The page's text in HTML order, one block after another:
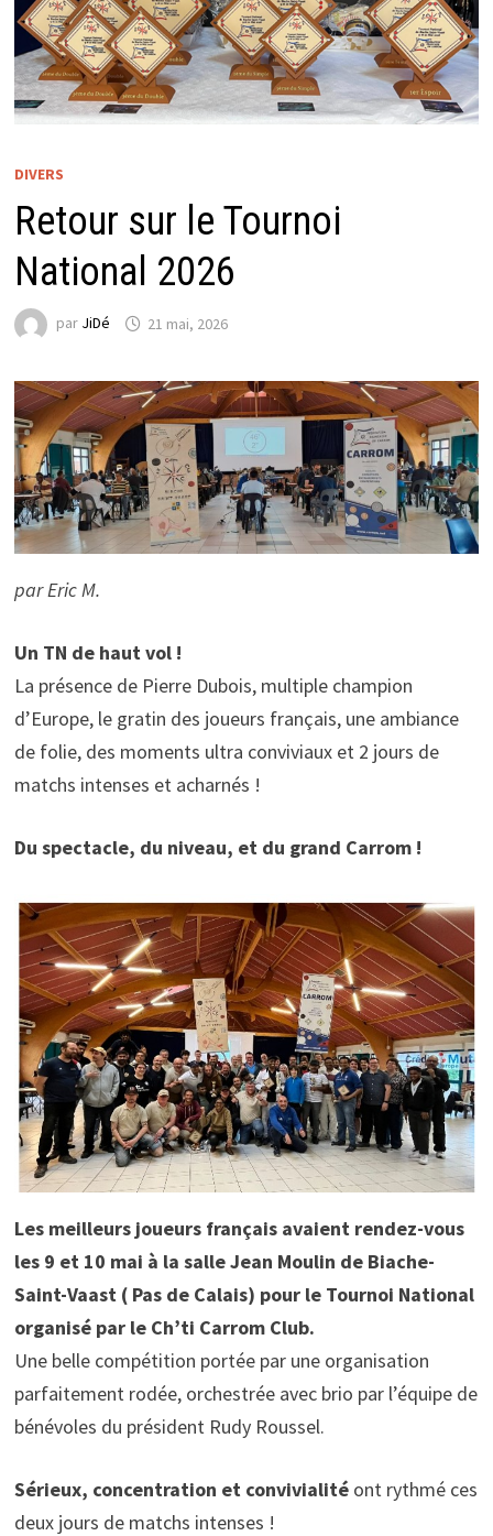
DIVERS
Retour sur le Tournoi
National 2026
par JiDé 21 mai, 2026
par Eric M.
Un TN de haut vol !
La présence de Pierre Dubois, multiple champion
d’Europe, le gratin des joueurs français, une ambiance
de folie, des moments ultra conviviaux et 2 jours de
matchs intenses et acharnés !
Du spectacle, du niveau, et du grand Carrom !
Les meilleurs joueurs français avaient rendez-vous
les 9 et 10 mai à la salle Jean Moulin de Biache-
Saint-Vaast ( Pas de Calais) pour le Tournoi National
organisé par le Ch’ti Carrom Club.
Une belle compétition portée par une organisation
parfaitement rodée, orchestrée avec brio par l’équipe de
bénévoles du président Rudy Roussel.
Sérieux, concentration et convivialitéont rythmé ces
deux jours de matchs intenses !